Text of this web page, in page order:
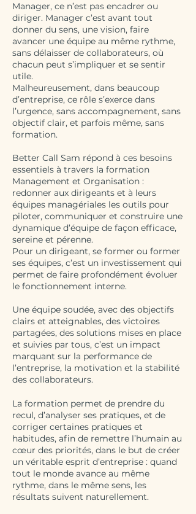
Manager, ce n’est pas encadrer ou
diriger. Manager c’est avant tout
donner du sens, une vision, faire
avancer une équipe au même rythme,
sans délaisser de collaborateurs, où
chacun peut s’impliquer et se sentir
utile.
Malheureusement, dans beaucoup
d’entreprise, ce rôle s’exerce dans
l’urgence, sans accompagnement, sans
objectif clair, et parfois même, sans
formation.
Better Call Sam répond à ces besoins
essentiels à travers la formation
Management et Organisation :
redonner aux dirigeants et à leurs
équipes managériales les outils pour
piloter, communiquer et construire une
dynamique d’équipe de façon efficace,
sereine et pérenne.
Pour un dirigeant, se former ou former
ses équipes, c’est un investissement qui
permet de faire profondément évoluer
le fonctionnement interne.
Une équipe soudée, avec des objectifs
clairs et atteignables, des victoires
partagées, des solutions mises en place
et suivies par tous, c’est un impact
marquant sur la performance de
l’entreprise, la motivation et la stabilité
des collaborateurs.
La formation permet de prendre du
recul, d’analyser ses pratiques, et de
corriger certaines pratiques et
habitudes, afin de remettre l’humain au
cœur des priorités, dans le but de créer
un véritable esprit d’entreprise : quand
tout le monde avance au même
rythme, dans le même sens, les
résultats suivent naturellement.